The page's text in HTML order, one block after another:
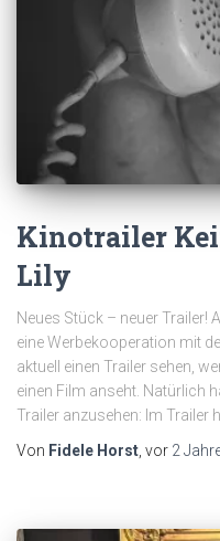
Kinotrailer
Lily
Neues Stück – neuer Trailer!
eine Werbekooperation mit
aktuell einen Trailer sehen,
einen Film anseht. Natürlich
Trailer anzusehen: Im Trailer
Von Fidele Horst, vor 2